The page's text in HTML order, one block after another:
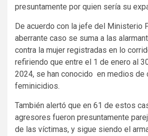
presuntamente por quien sería su
De acuerdo con la jefe del Ministerio
aberrante caso se suma a las
contra la mujer registradas en lo
refiriendo que entre el 1 de enero al
2024, se han conocido en medios de
feminicidios.
También alertó que en 61 de estos
agresores fueron presuntamente
de las víctimas, y sigue siendo el